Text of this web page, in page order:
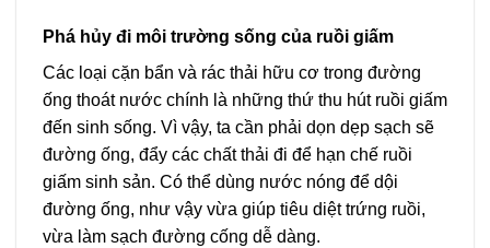
Phá hủy đi môi trường sống của ruồi giấm
Các loại cặn bẩn và rác thải hữu cơ trong đường
ống thoát nước chính là những thứ thu hút ruồi giấm
đến sinh sống. Vì vậy, ta cần phải dọn dẹp sạch sẽ
đường ống, đẩy các chất thải đi để hạn chế ruồi
giấm sinh sản. Có thể dùng nước nóng để dội
đường ống, như vậy vừa giúp tiêu diệt trứng ruồi,
vừa làm sạch đường cống dễ dàng.